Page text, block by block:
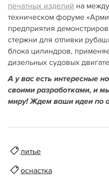
печатных изделий на
техническом форуме
предприятия
стержни для отливки
блока цилиндров,
дизельных судовых
А у вас есть интересные
своими разработками, и
миру! Ждем ваши идеи по
литье
оснастка